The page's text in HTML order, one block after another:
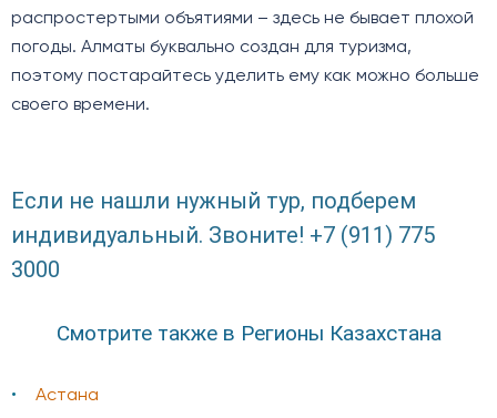
распростертыми объятиями – здесь не бывает плохой
погоды. Алматы буквально создан для туризма,
поэтому постарайтесь уделить ему как можно больше
своего времени.
Если не нашли нужный тур, подберем
индивидуальный. Звоните! +7 (911) 775
3000
Смотрите также в Регионы Казахстана
Астана